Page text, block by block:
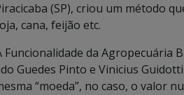
(SP), criou um método
cana, feijão etc.
da Agropecuária
Guedes Pinto e Vinicius
“moeda”, no caso, o valor